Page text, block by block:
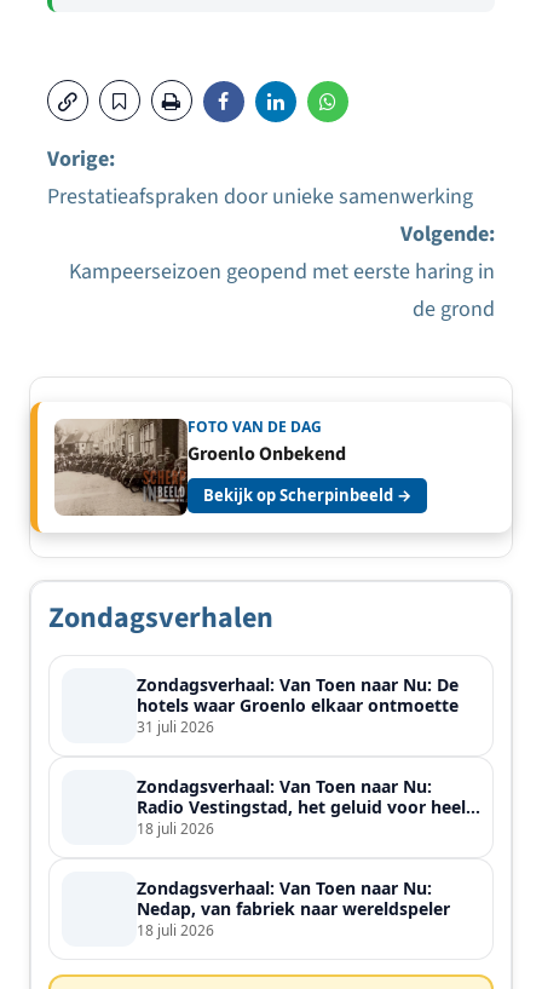
navigatie
Vorige:
Prestatieafspraken door unieke samenwerking
Volgende:
Kampeerseizoen geopend met eerste haring in
de grond
FOTO VAN DE DAG
Groenlo Onbekend
Bekijk op Scherpinbeeld →
Zondagsverhalen
Zondagsverhaal: Van Toen naar Nu: De
hotels waar Groenlo elkaar ontmoette
31 juli 2026
Zondagsverhaal: Van Toen naar Nu:
Radio Vestingstad, het geluid voor heel
de streek
18 juli 2026
Zondagsverhaal: Van Toen naar Nu:
Nedap, van fabriek naar wereldspeler
18 juli 2026